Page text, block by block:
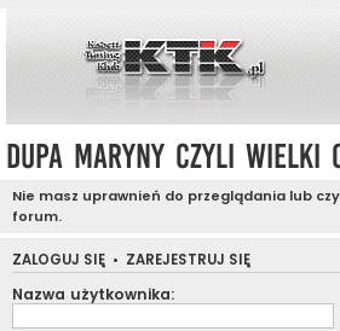
Dupa Maryny czyli wielki
Nie masz uprawnień do przeglądania lub
forum.
ZALOGUJ SIĘ • ZAREJESTRUJ SIĘ
Nazwa użytkownika: